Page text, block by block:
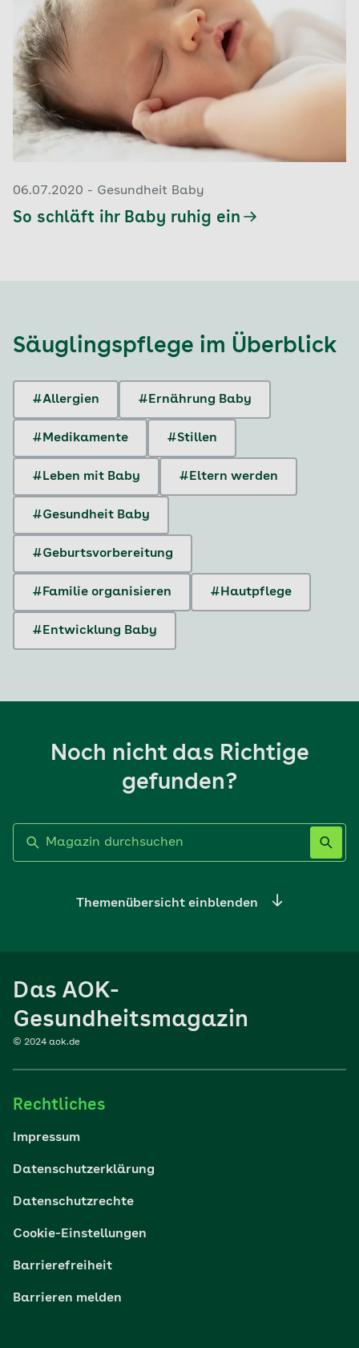
06.07.2020 - Gesundheit Baby
So schläft ihr Baby ruhig ein
Säuglingspflege im Überblick
#Allergien #Ernährung Baby
#Medikamente #Stillen
#Leben mit Baby #Eltern werden
#Gesundheit Baby
#Geburtsvorbereitung
#Familie organisieren #Hautpflege
#Entwicklung Baby
Noch nicht das Richtige
gefunden?
Themenübersicht einblenden
Sport
Reisen
Wohlbefinden
Digital gesund
Das AOK-
Gesundheitsmagazin
© 2024 aok.de
Rechtliches
Impressum
Datenschutzerklärung
Datenschutzrechte
Cookie-Einstellungen
Barrierefreiheit
Barrieren melden